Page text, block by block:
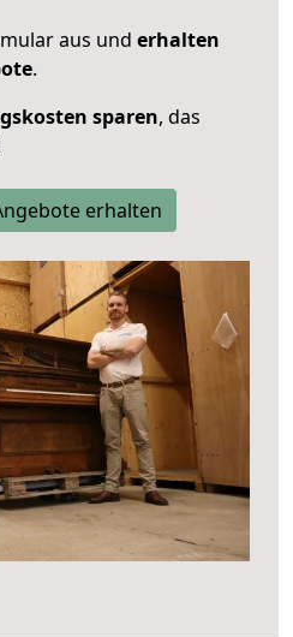
aus und erhalten
.
sparen, das
erhalten